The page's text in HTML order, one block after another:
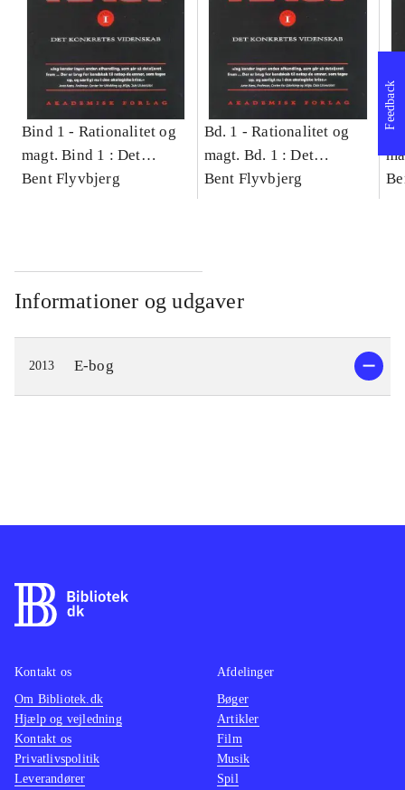
Bind 1 - Rationalitet og
magt. Bind 1 : Det
konkretes videnskab
Bent Flyvbjerg
Bd. 1 -Rationalitet og
magt. Bd. 1 : Det
konkretes videnskab
Bent Flyvbjerg
Informationer og udgaver
2013 E-bog
Feedback
Kontakt os
Om Bibliotek.dk
Hjælp og vejledning
Kontakt os
Privatlivspolitik
Leverandører
Afdelinger
Bøger
Artikler
Film
Musik
Spil